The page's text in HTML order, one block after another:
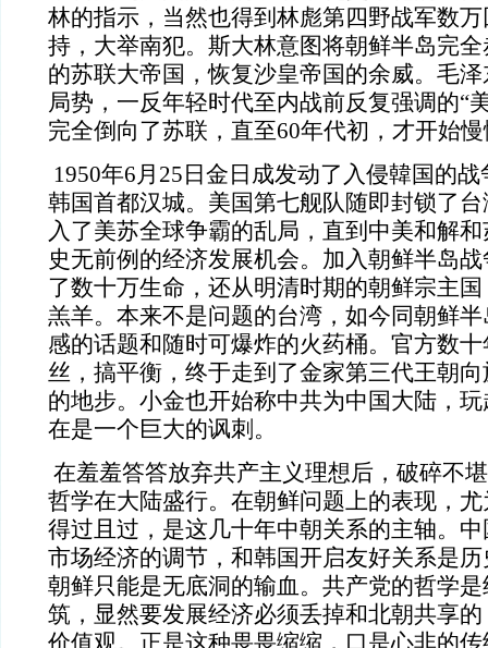
林的指示，当然也得到林彪第四野战军数
持，大举南犯。斯大林意图将朝鲜半岛完
的苏联大帝国，恢复沙皇帝国的余威。毛
局势，一反年轻时代至内战前反复强调的“
完全倒向了苏联，直至60年代初，才开始
1950年6月25日金日成发动了入侵韓国的
韩国首都汉城。美国第七舰队随即封锁了
入了美苏全球争霸的乱局，直到中美和解
史无前例的经济发展机会。加入朝鲜半岛
了数十万生命，还从明清时期的朝鲜宗主
羔羊。本来不是问题的台湾，如今同朝鲜
感的话题和随时可爆炸的火药桶。官方数
丝，搞平衡，终于走到了金家第三代王朝
的地步。小金也开始称中共为中国大陆，玩
在是一个巨大的讽刺。
在羞羞答答放弃共产主义理想后，破碎不
哲学在大陆盛行。在朝鲜问题上的表现，
得过且过，是这几十年中朝关系的主轴。
市场经济的调节，和韩国开启友好关系是
朝鲜只能是无底洞的输血。共产党的哲学
筑，显然要发展经济必须丢掉和北朝共享
价值观。正是这种畏畏缩缩，口是心非的